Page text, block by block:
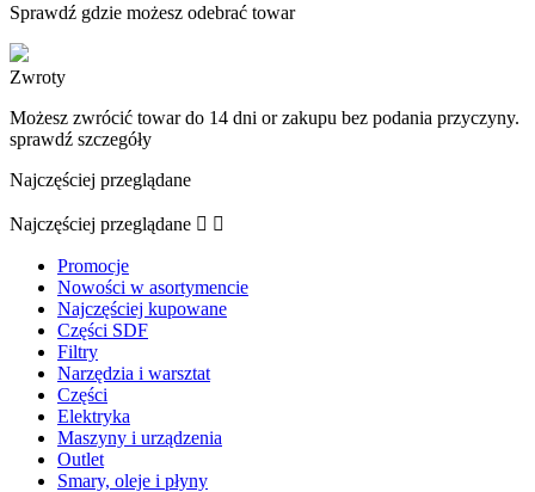
Sprawdź gdzie możesz odebrać towar
Zwroty
Możesz zwrócić towar do 14 dni or zakupu bez podania przyczyny.
sprawdź szczegóły
Najczęściej przeglądane
Najczęściej przeglądane  
Promocje
Nowości w asortymencie
Najczęściej kupowane
Części SDF
Filtry
Narzędzia i warsztat
Części
Elektryka
Maszyny i urządzenia
Outlet
Smary, oleje i płyny